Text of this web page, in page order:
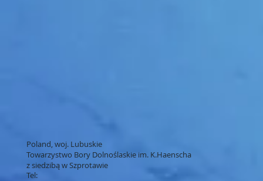
Poland, woj. Lubuskie
Towarzystwo Bory Dolnoślaskie im. K.Haenscha
z siedzibą w Szprotawie
Tel: